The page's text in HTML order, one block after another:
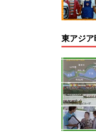
東アジア